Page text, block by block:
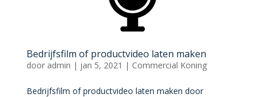
Bedrijfsfilm of productvideo laten maken
door admin | jan 5, 2021 | Commercial Koning
Bedrijfsfilm of productvideo laten maken door